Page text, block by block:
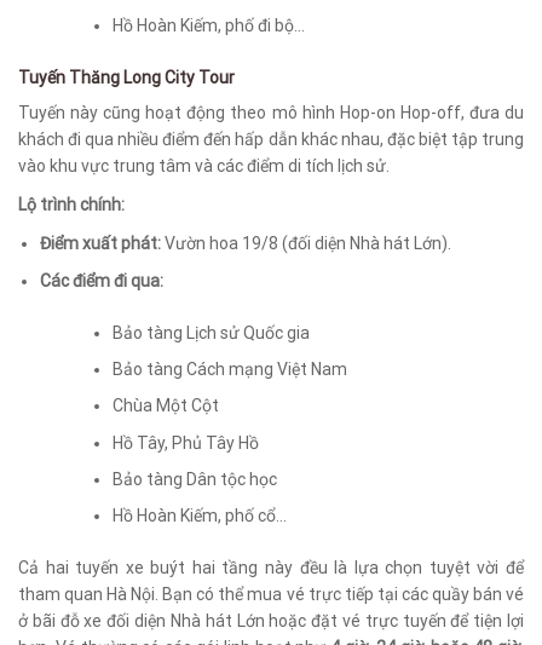
Hồ Hoàn Kiếm, phố đi bộ…
Tuyến Thăng Long City Tour
Tuyến này cũng hoạt động theo mô hình Hop-on Hop-off, đưa du
khách đi qua nhiều điểm đến hấp dẫn khác nhau, đặc biệt tập trung
vào khu vực trung tâm và các điểm di tích lịch sử.
Lộ trình chính:
Điểm xuất phát:Vườn hoa 19/8 (đối diện Nhà hát Lớn).
Các điểm đi qua:
Bảo tàng Lịch sử Quốc gia
Bảo tàng Cách mạng Việt Nam
Chùa Một Cột
Hồ Tây, Phủ Tây Hồ
Bảo tàng Dân tộc học
Hồ Hoàn Kiếm, phố cổ…
Cả hai tuyến xe buýt hai tầng này đều là lựa chọn tuyệt vời để
tham quan Hà Nội. Bạn có thể mua vé trực tiếp tại các quầy bán vé
ở bãi đỗ xe đối diện Nhà hát Lớn hoặc đặt vé trực tuyến để tiện lợi